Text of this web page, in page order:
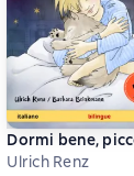
γλυκό μου
Dormi bene,
Ulrich Renz